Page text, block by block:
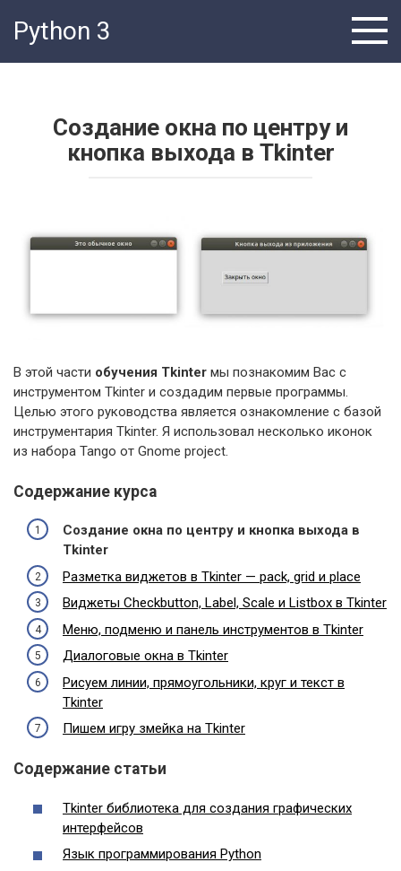
контенту
Python 3
Создание окна по центру и
кнопка выхода в Tkinter
В этой части обучения Tkinter мы познакомим Вас с
инструментом Tkinter и создадим первые программы.
Целью этого руководства является ознакомление с базой
инструментария Tkinter. Я использовал несколько иконок
из набора Tango от Gnome project.
Содержание курса
Создание окна по центру и кнопка выхода в
Tkinter
Разметка виджетов в Tkinter — pack, grid и place
Виджеты Checkbutton, Label, Scale и Listbox в Tkinter
Меню, подменю и панель инструментов в Tkinter
Диалоговые окна в Tkinter
Рисуем линии, прямоугольники, круг и текст в
Tkinter
Пишем игру змейка на Tkinter
Содержание статьи
Tkinter библиотека для создания графических
интерфейсов
Язык программирования Python